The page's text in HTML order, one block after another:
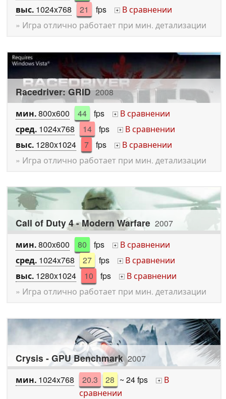
выс. 1024x768 21 fps +
В сравнении
» Игра отлично работает при мин. детализации
Racedriver: GRID 2008
мин.800x600 44 fps +
В сравнении
сред. 1024x768 14 fps +
В сравнении
выс. 1280x1024 7 fps +
В сравнении
» Игра отлично работает при мин. детализации
Call of Duty 4 - Modern Warfare 2007
мин.800x600 80 fps +
В сравнении
сред. 1024x768 27 fps +
В сравнении
выс. 1280x1024 10 fps +
В сравнении
» Игра отлично работает при мин. детализации
Crysis - GPU Benchmark 2007
мин. 1024x768 20.3 28 ~ 24 fps + В
сравнении